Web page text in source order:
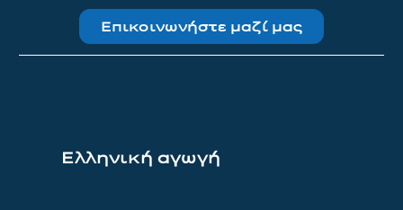
Επικοινωνήστε μαζί μας
Ελληνική αγωγή